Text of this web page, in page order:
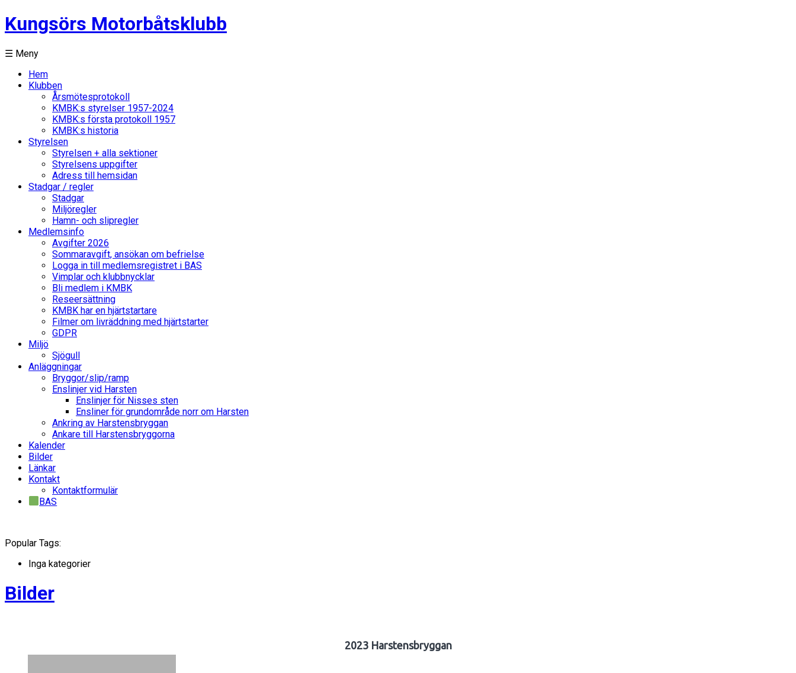
Kungsörs Motorbåtsklubb
☰ Meny
Hem
Klubben
Årsmötesprotokoll
KMBK:s styrelser 1957-2024
KMBK:s första protokoll 1957
KMBK:s historia
Styrelsen
Styrelsen + alla sektioner
Styrelsens uppgifter
Adress till hemsidan
Stadgar / regler
Stadgar
Miljöregler
Hamn- och slipregler
Medlemsinfo
Avgifter 2026
Sommaravgift, ansökan om befrielse
Logga in till medlemsregistret i BAS
Vimplar och klubbnycklar
Bli medlem i KMBK
Reseersättning
KMBK har en hjärtstartare
Filmer om livräddning med hjärtstarter
GDPR
Miljö
Sjögull
Anläggningar
Bryggor/slip/ramp
Enslinjer vid Harsten
Enslinjer för Nisses sten
Ensliner för grundområde norr om Harsten
Ankring av Harstensbryggan
Ankare till Harstensbryggorna
Kalender
Bilder
Länkar
Kontakt
Kontaktformulär
BAS
Popular Tags:
Inga kategorier
Bilder
2023 Harstensbryggan